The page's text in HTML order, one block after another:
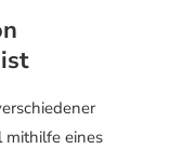
mithilfe eines